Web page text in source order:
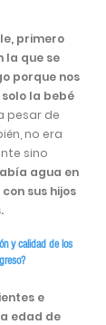
primero
la que se
porque nos
la bebé
pesar de
no era
sino
agua en
sus hijos
y calidad de los
e
edad de